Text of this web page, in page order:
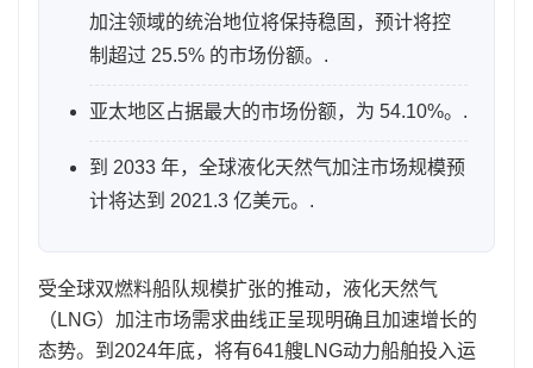
加注领域的统治地位将保持稳固，预计将控
制超过 25.5% 的市场份额。.
亚太地区占据最大的市场份额，为 54.10%。.
到 2033 年，全球液化天然气加注市场规模预
计将达到 2021.3 亿美元。.
受全球双燃料船队规模扩张的推动，液化天然气
（LNG）加注市场需求曲线正呈现明确且加速增长的
态势。到2024年底，将有641艘LNG动力船舶投入运